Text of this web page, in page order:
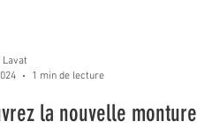
1 min de lecture
la nouvelle monture